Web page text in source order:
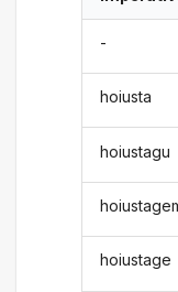
-
hoiusta
hoiustagu
hoiustage